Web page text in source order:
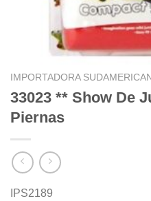
IMPORTADORA
33023 ** Show De
Piernas
IPS2189